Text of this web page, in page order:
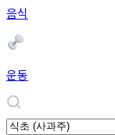
음식
운동